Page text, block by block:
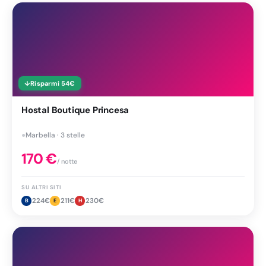
↓Risparmi 54€
Hostal Boutique Princesa
●Marbella · 3 stelle
170€/ notte
SU ALTRI SITI
B 224€ E 211€ H 230€